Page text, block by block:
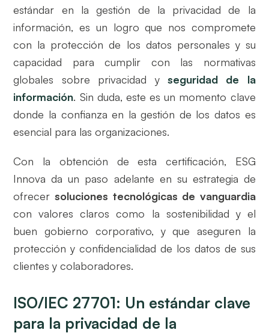
estándar en la gestión de la privacidad de la
información, es un logro que nos compromete
con la protección de los datos personales y su
capacidad para cumplir con las normativas
globales sobre privacidad yseguridad de la
información. Sin duda, este es un momento clave
donde la confianza en la gestión de los datos es
esencial para las organizaciones.
Con la obtención de esta certificación, ESG
Innova da un paso adelante en su estrategia de
ofrecer soluciones tecnológicas de vanguardia
con valores claros como la sostenibilidad y el
buen gobierno corporativo, y que aseguren la
protección y confidencialidad de los datos de sus
clientes y colaboradores.
ISO/IEC 27701: Un estándar clave
para la privacidad de la